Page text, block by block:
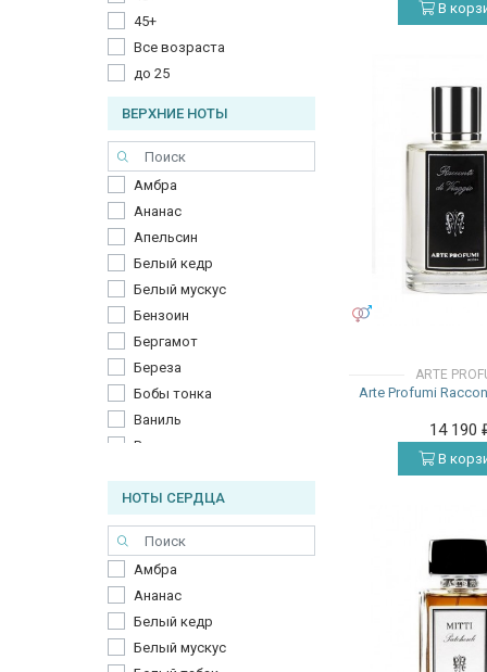
45+
Все возраста
до 25
ВЕРХНИЕ НОТЫ
Амбра
Ананас
Апельсин
Белый кедр
Белый мускус
Бензоин
Бергамот
Береза
Бобы тонка
Ваниль
Ветивер
Гвоздика
Гелиотроп
Гиацинт
Горький апельсин
Груша
Дубовый мох
Дым
НОТЫ СЕРДЦА
Амбра
Ананас
Белый кедр
Белый мускус
В
ARTE
Arte Profumi
14 190
В